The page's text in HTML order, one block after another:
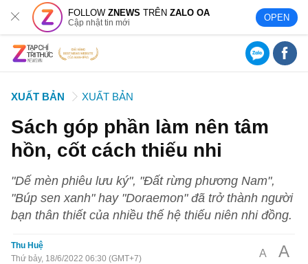
FOLLOWZNEWS TRÊNZALO OA
Cập nhật tin mới OPEN
XUẤT BẢN XUẤT BẢN
Sách góp phần làm nên tâm
hồn, cốt cách thiếu nhi
"Dế mèn phiêu lưu ký", "Đất rừng phương Nam",
"Búp sen xanh" hay "Doraemon" đã trở thành người
bạn thân thiết của nhiều thế hệ thiếu niên nhi đồng.
Thu Huệ
Thứ bảy, 18/6/2022 06:30 (GMT+7)
A A